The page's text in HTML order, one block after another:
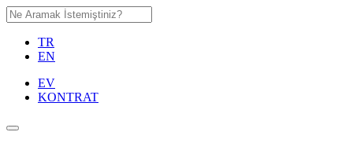
TR
EN
EV
KONTRAT